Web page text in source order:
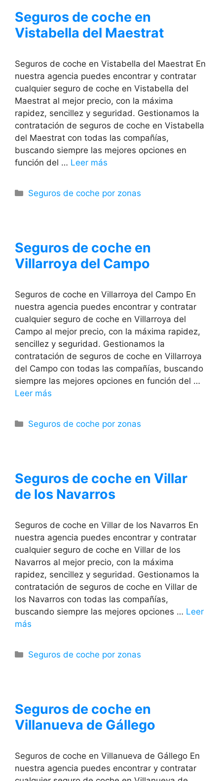
Seguros de coche en
Vistabella del Maestrat
Seguros de coche en Vistabella del Maestrat En
nuestra agencia puedes encontrar y contratar
cualquier seguro de coche en Vistabella del
Maestrat al mejor precio, con la máxima
rapidez, sencillez y seguridad. Gestionamos la
contratación de seguros de coche en Vistabella
del Maestrat con todas las compañías,
buscando siempre las mejores opciones en
función del … Leer más
Categorías
Seguros de coche por zonas
Seguros de coche en
Villarroya del Campo
Seguros de coche en Villarroya del Campo En
nuestra agencia puedes encontrar y contratar
cualquier seguro de coche en Villarroya del
Campo al mejor precio, con la máxima rapidez,
sencillez y seguridad. Gestionamos la
contratación de seguros de coche en Villarroya
del Campo con todas las compañías, buscando
siempre las mejores opciones en función del …
Leer más
Categorías
Seguros de coche por zonas
Seguros de coche en Villar
de los Navarros
Seguros de coche en Villar de los Navarros En
nuestra agencia puedes encontrar y contratar
cualquier seguro de coche en Villar de los
Navarros al mejor precio, con la máxima
rapidez, sencillez y seguridad. Gestionamos la
contratación de seguros de coche en Villar de
los Navarros con todas las compañías,
buscando siempre las mejores opciones … Leer
más
Categorías
Seguros de coche por zonas
Seguros de coche en
Villanueva de Gállego
Seguros de coche en Villanueva de Gállego En
nuestra agencia puedes encontrar y contratar